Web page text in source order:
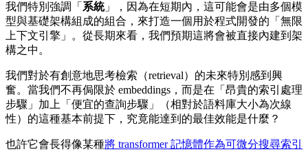
我們特別強調「 系統」，因為在短期內，這可能會是由多個模
型與基礎架構組成的組合，來打造一個用於程式開發的「無限
上下文引擎」。從長期來看，我們預期這將會被直接內建到架
構之中。
我們對於有創意地思考檢索（retrieval）的未來特別感到興
奮。當我們不再侷限於 embeddings，而是在「昂貴的索引處理
步驟」加上「便宜的查詢步驟」（相對於語料庫大小為次線
性）的這種基本前提下，究竟能達到的最佳效能是什麼？
也許它會長得像某種將 transformer 記憶體作為可微分搜尋索引